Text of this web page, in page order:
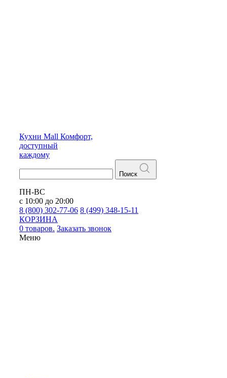
Кухни Mall Комфорт,
доступный
каждому
Поиск
ПН-ВС
с 10:00 до 20:00
8 (800) 302-77-06 8 (499) 348-15-11
КОРЗИНА
0 товаров. Заказать звонок
Меню